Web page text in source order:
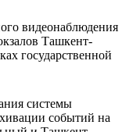
видеонаблюдения
Ташкент-
государственной
системы
событий на